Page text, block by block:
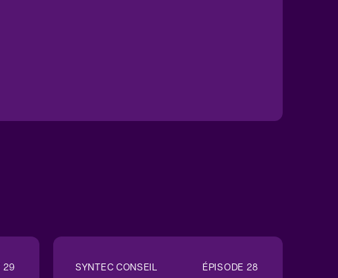
29 SYNTEC CONSEIL ÉPISODE 28